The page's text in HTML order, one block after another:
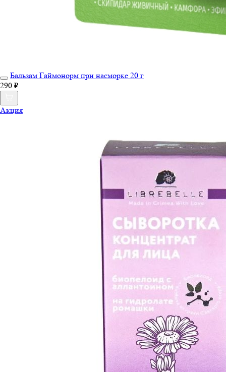
Бальзам Гаймонорм при насморке 20 г
290 ₽
Акция